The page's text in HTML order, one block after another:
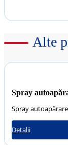
Alte
Spray
Spray
Detalii